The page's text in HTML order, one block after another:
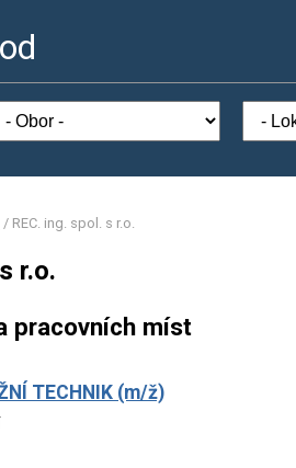
/ REC. ing. spol. s r.o.
r.o.
pracovních míst
TECHNIK (m/ž)